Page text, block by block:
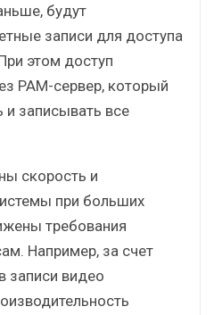
будут
записи для доступа
этом доступ
PAM-сервер, который
и записывать все
скорость и
при больших
требования
Например, за счет
записи видео